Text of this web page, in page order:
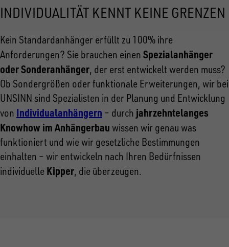
INDIVIDUALITÄT KENNT KEINE GRENZEN
Kein Standardanhänger erfüllt zu 100% ihre
Anforderungen? Sie brauchen einen Spezialanhänger
oder Sonderanhänger, der erst entwickelt werden muss?
Ob Sondergrößen oder funktionale Erweiterungen, wir bei
UNSINN sind Spezialisten in der Planung und Entwicklung
von Individualanhängern – durch jahrzehntelanges
Knowhow im Anhängerbau wissen wir genau was
funktioniert und wie wir gesetzliche Bestimmungen
einhalten – wir entwickeln nach Ihren Bedürfnissen
individuelle Kipper, die überzeugen.